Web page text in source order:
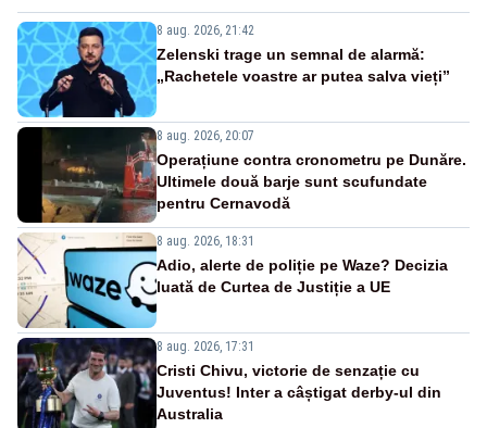
8 aug. 2026, 21:42
Zelenski trage un semnal de alarmă:
„Rachetele voastre ar putea salva vieți”
8 aug. 2026, 20:07
Operațiune contra cronometru pe Dunăre.
Ultimele două barje sunt scufundate
pentru Cernavodă
8 aug. 2026, 18:31
Adio, alerte de poliție pe Waze? Decizia
luată de Curtea de Justiție a UE
8 aug. 2026, 17:31
Cristi Chivu, victorie de senzație cu
Juventus! Inter a câștigat derby-ul din
Australia